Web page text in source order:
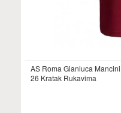
AS Roma Gianluca
26 Kratak Rukavima